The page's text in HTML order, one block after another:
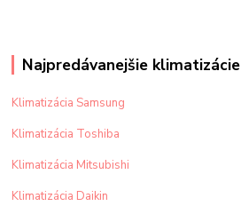
Najpredávanejšie klimatizácie
Klimatizácia Samsung
Klimatizácia Toshiba
Klimatizácia Mitsubishi
Klimatizácia Daikin